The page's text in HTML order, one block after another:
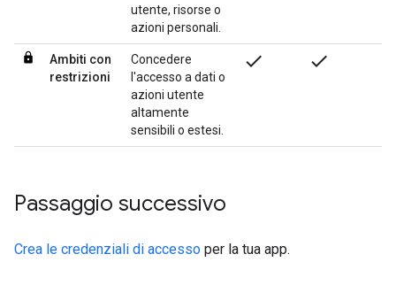
utente, risorse o
azioni personali.
Ambiti con
restrizioni
Concedere
l'accesso a dati o
azioni utente
altamente
sensibili o estesi.
check check
Passaggio successivo
Crea le credenziali di accesso per la tua app.